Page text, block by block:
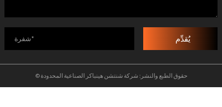
يُقدِّم
© حقوق الطبع والنشر: شركة شنتشن هينباكر الصناعية المحدودة